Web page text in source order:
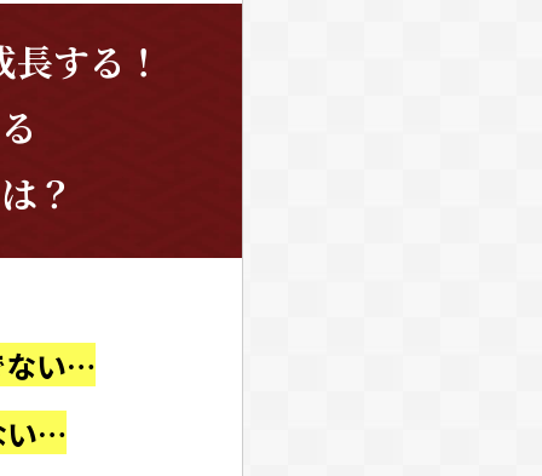
する！
？
ない…
い…